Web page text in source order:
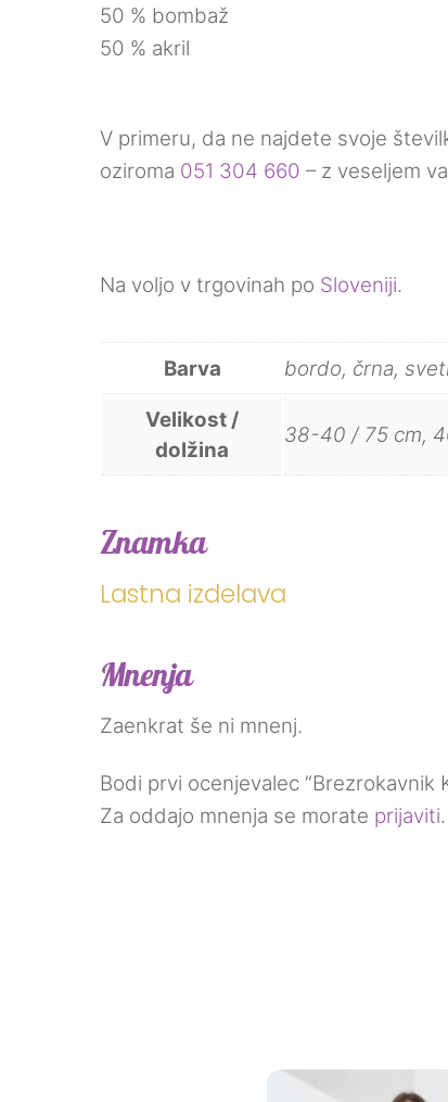
50 % bombaž
50 % akril
V primeru, da ne najdete svoje
oziroma 051 304 660 – z veseljem
Na voljo v trgovinah po Sloveniji.
Barva bordo, črna,
Velikost /
dolžina
38-40 / 75 cm,
Znamka
Lastna izdelava
Mnenja
Zaenkrat še ni mnenj.
Bodi prvi ocenjevalec “Brezrokavnik
Za oddajo mnenja se morate prijaviti.